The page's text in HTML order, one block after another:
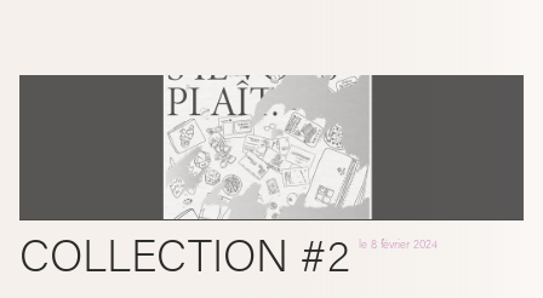
COLLECTION #2 le8 février 2024